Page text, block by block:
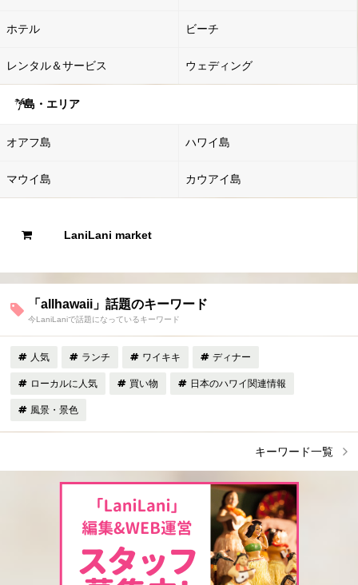
ホテル ビーチ
レンタル＆サービス ウェディング
島・エリア
オアフ島 ハワイ島
マウイ島 カウアイ島
LaniLani market
「allhawaii」話題のキーワード
今LaniLaniで話題になっているキーワード
人気 ランチ ワイキキ ディナー
ローカルに人気 買い物 日本のハワイ関連情報
風景・景色
キーワード一覧